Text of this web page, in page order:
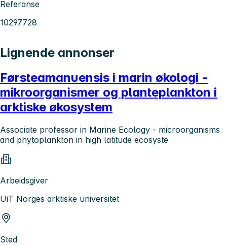
Referanse
10297728
Lignende annonser
Førsteamanuensis i marin økologi -
mikroorganismer og planteplankton i
arktiske økosystem
Associate professor in Marine Ecology - microorganisms
and phytoplankton in high latitude ecosyste
Arbeidsgiver
UiT Norges arktiske universitet
Sted